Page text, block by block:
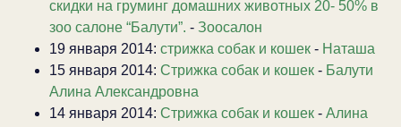
скидки на груминг домашних животных 20- 50% в
зоо салоне “Балути”. - Зоосалон
19 января 2014: стрижка собак и кошек - Наташа
15 января 2014: Стрижка собак и кошек - Балути
Алина Александровна
14 января 2014: Стрижка собак и кошек - Алина